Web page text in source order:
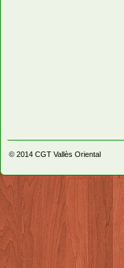
© 2014 CGT Vallès Oriental